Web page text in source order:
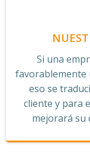
Si una
favorablemente
eso se
cliente y para
mejorará su